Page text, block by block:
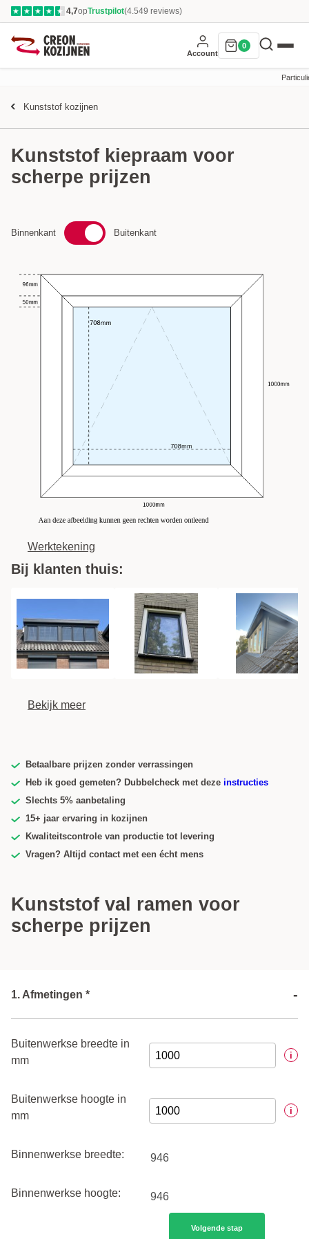
★ ★ ★ ★ ★ 4,7opTrustpilot(4.549 reviews)
Account
0
Kunststof kozijnen
Kunststof kiepraam voor
scherpe prijzen
Binnenkant Buitenkant
Werktekening
Bij klanten thuis:
Bekijk meer
Kunststof val ramen voor
scherpe prijzen
1. Afmetingen * -
Buitenwerkse breedte in
mm
i
Buitenwerkse hoogte in
mm
i
Binnenwerkse breedte:
Binnenwerkse hoogte:
Volgende stap
Betaalbare prijzen zonder verrassingen
Heb ik goed gemeten? Dubbelcheck met deze instructies
Slechts 5% aanbetaling
15+ jaar ervaring in kozijnen
Kwaliteitscontrole van productie tot levering
Vragen? Altijd contact met een écht mens